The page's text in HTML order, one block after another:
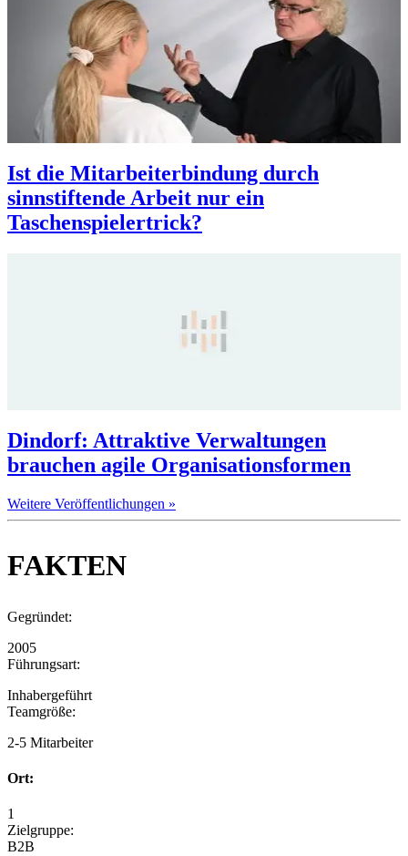
Ist die Mitarbeiterbindung durch
sinnstiftende Arbeit nur ein
Taschenspielertrick?
Dindorf: Attraktive Verwaltungen
brauchen agile Organisationsformen
Weitere Veröffentlichungen »
FAKTEN
Gegründet:
2005
Führungsart:
Inhabergeführt
Teamgröße:
2-5 Mitarbeiter
Ort:
1
Zielgruppe:
B2B